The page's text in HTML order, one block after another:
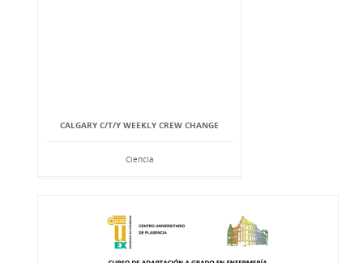
CALGARY C/T/Y WEEKLY CREW CHANGE
Ciencia